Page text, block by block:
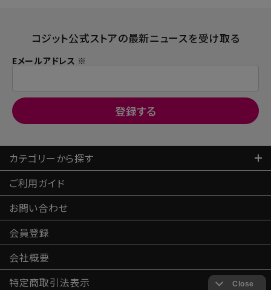
コジット公式ストアの最新ニュースを受け取る
Eメールアドレス ※
カテゴリーから探す
ご利用ガイド
お問い合わせ
会員登録
会社概要
特定商取引法表示